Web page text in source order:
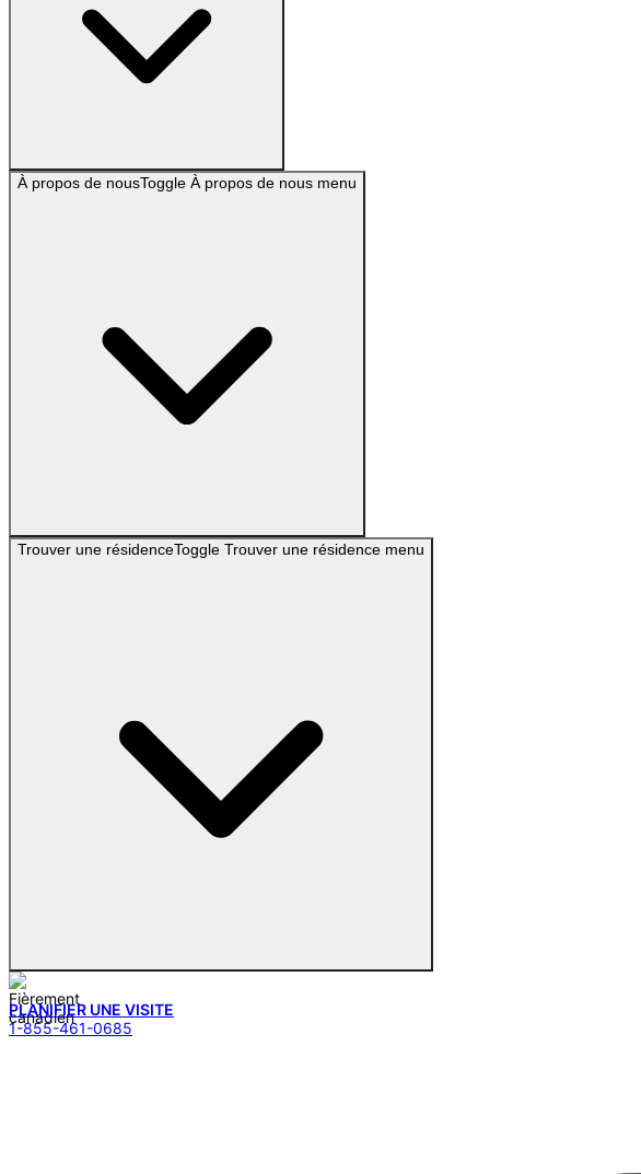
À propos de nousToggle À propos de nous menu
Trouver une résidenceToggle Trouver une résidence menu
PLANIFIER UNE VISITE
1-855-461-0685